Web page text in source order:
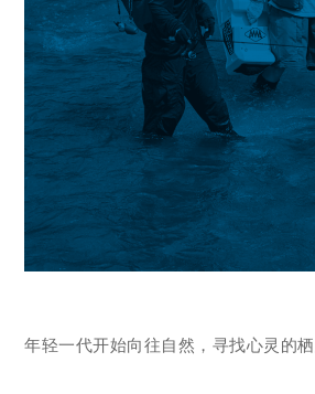
年轻一代开始向往自然，寻找心灵的栖